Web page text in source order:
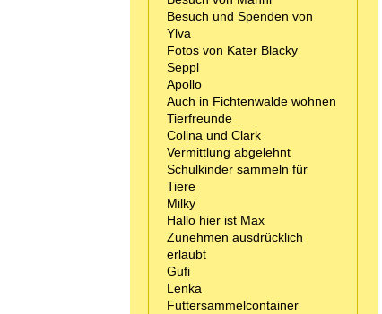
Besuch und Spenden von
Ylva
Fotos von Kater Blacky
Seppl
Apollo
Auch in Fichtenwalde wohnen
Tierfreunde
Colina und Clark
Vermittlung abgelehnt
Schulkinder sammeln für
Tiere
Milky
Hallo hier ist Max
Zunehmen ausdrücklich
erlaubt
Gufi
Lenka
Futtersammelcontainer